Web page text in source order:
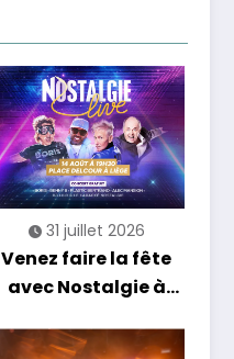
31 juillet 2026
Venez faire la fête
avec Nostalgie à